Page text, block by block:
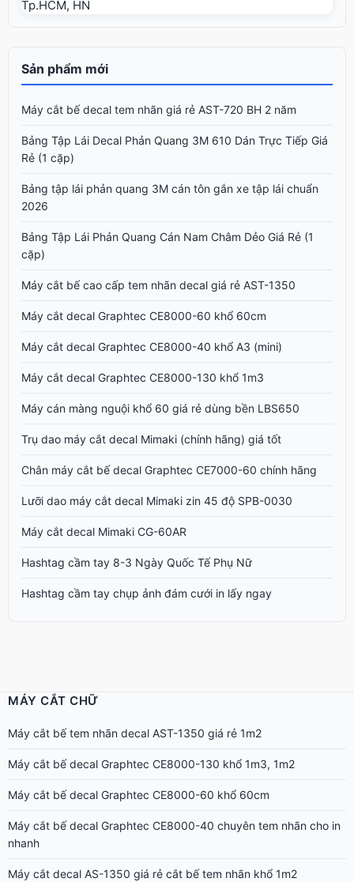
Tp.HCM, HN
Sản phẩm mới
Máy cắt bế decal tem nhãn giá rẻ AST-720 BH 2 năm
Bảng Tập Lái Decal Phản Quang 3M 610 Dán Trực Tiếp Giá
Rẻ (1 cặp)
Bảng tập lái phản quang 3M cán tôn gắn xe tập lái chuẩn
2026
Bảng Tập Lái Phản Quang Cán Nam Châm Dẻo Giá Rẻ (1
cặp)
Máy cắt bế cao cấp tem nhãn decal giá rẻ AST-1350
Máy cắt decal Graphtec CE8000-60 khổ 60cm
Máy cắt decal Graphtec CE8000-40 khổ A3 (mini)
Máy cắt decal Graphtec CE8000-130 khổ 1m3
Máy cán màng nguội khổ 60 giá rẻ dùng bền LBS650
Trụ dao máy cắt decal Mimaki (chính hãng) giá tốt
Chân máy cắt bế decal Graphtec CE7000-60 chính hãng
Lưỡi dao máy cắt decal Mimaki zin 45 độ SPB-0030
Máy cắt decal Mimaki CG-60AR
Hashtag cầm tay 8-3 Ngày Quốc Tế Phụ Nữ
Hashtag cầm tay chụp ảnh đám cưới in lấy ngay
MÁY CẮT CHỮ
Máy cắt bế tem nhãn decal AST-1350 giá rẻ 1m2
Máy cắt bế decal Graphtec CE8000-130 khổ 1m3, 1m2
Máy cắt bế decal Graphtec CE8000-60 khổ 60cm
Máy cắt bế decal Graphtec CE8000-40 chuyên tem nhãn cho in
nhanh
Máy cắt decal AS-1350 giá rẻ cắt bế tem nhãn khổ 1m2